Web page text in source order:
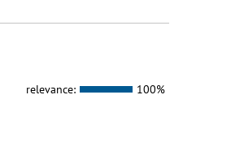
relevance: 100%